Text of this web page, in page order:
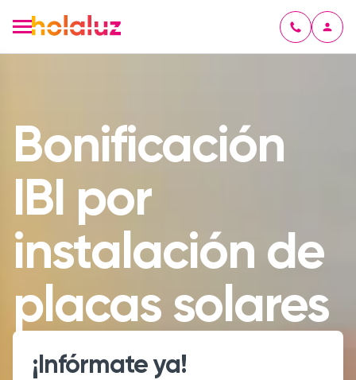
Bonificación
IBI por
instalación de
placas solares
¡Infórmate ya!